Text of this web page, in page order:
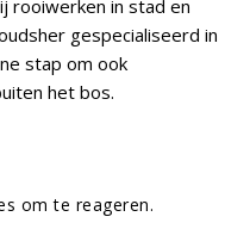
rooiwerken in stad en
gespecialiseerd in
stap om ook
het bos.
om te reageren.